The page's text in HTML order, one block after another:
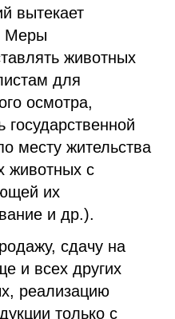
вытекает
Меры
животных
для
осмотра,
месту жительства
животных с
их
и др.).
сдачу на
и всех других
реализацию
только с